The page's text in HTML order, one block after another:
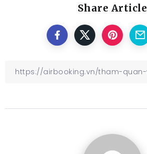
Share Article